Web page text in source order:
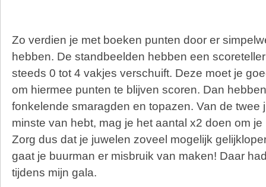
Zo verdien je met boeken punten door er
hebben. De standbeelden hebben een
steeds 0 tot 4 vakjes verschuift. Deze moet je
om hiermee punten te blijven scoren. Dan
fonkelende smaragden en topazen. Van de twee
minste van hebt, mag je het aantal x2 doen om
Zorg dus dat je juwelen zoveel mogelijk
gaat je buurman er misbruik van maken! Daar
tijdens mijn gala.